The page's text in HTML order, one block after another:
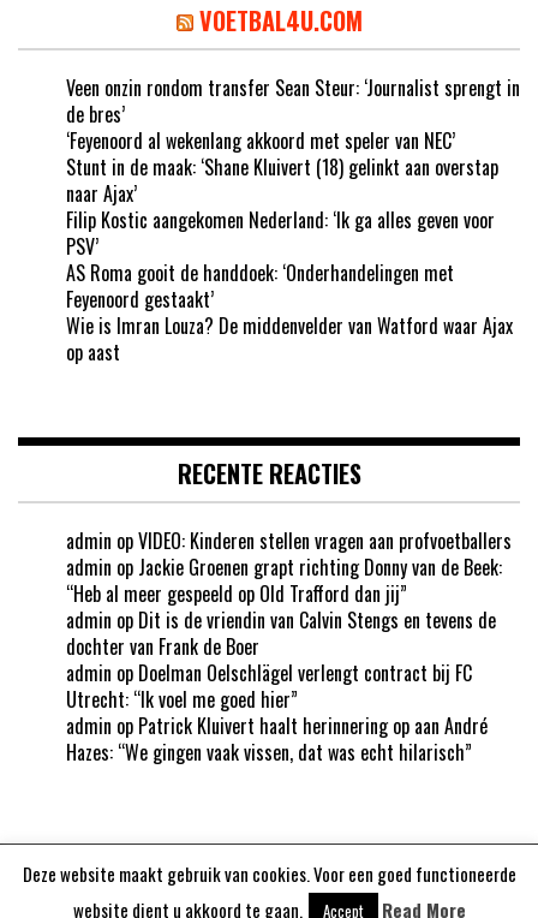
VOETBAL4U.COM
Veen onzin rondom transfer Sean Steur: ‘Journalist sprengt in
de bres’
‘Feyenoord al wekenlang akkoord met speler van NEC’
Stunt in de maak: ‘Shane Kluivert (18) gelinkt aan overstap
naar Ajax’
Filip Kostic aangekomen Nederland: ‘Ik ga alles geven voor
PSV’
AS Roma gooit de handdoek: ‘Onderhandelingen met
Feyenoord gestaakt’
Wie is Imran Louza? De middenvelder van Watford waar Ajax
op aast
RECENTE REACTIES
admin opVIDEO: Kinderen stellen vragen aan profvoetballers
admin op Jackie Groenen grapt richting Donny van de Beek:
“Heb al meer gespeeld op Old Trafford dan jij”
admin op Dit is de vriendin van Calvin Stengs en tevens de
dochter van Frank de Boer
admin op Doelman Oelschlägel verlengt contract bij FC
Utrecht: “Ik voel me goed hier”
admin op Patrick Kluivert haalt herinnering op aan André
Hazes: “We gingen vaak vissen, dat was echt hilarisch”
Aangedreven doorWordPress
Deze website maakt gebruik van cookies. Voor een goed functioneerde
website dient u akkoord te gaan.
Accept Read More